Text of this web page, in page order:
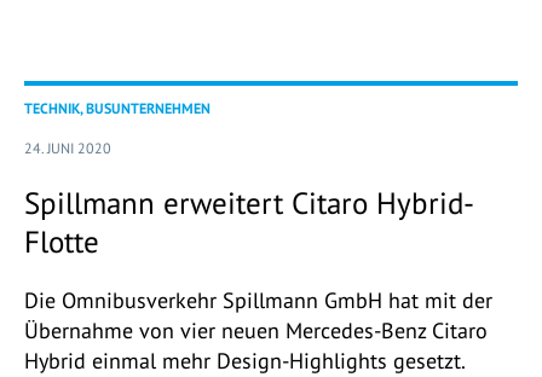
TECHNIK, BUSUNTERNEHMEN
24. JUNI 2020
Spillmann erweitert Citaro Hybrid-
Flotte
Die Omnibusverkehr Spillmann GmbH hat mit der
Übernahme von vier neuen Mercedes-Benz Citaro
Hybrid einmal mehr Design-Highlights gesetzt.